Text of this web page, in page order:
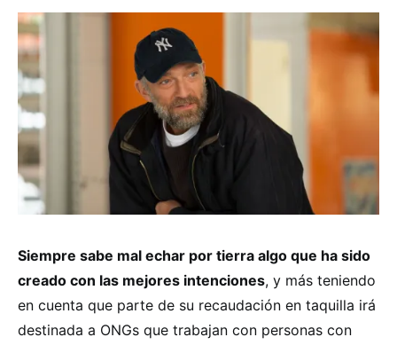
Siempre sabe mal echar por tierra algo que ha sido
creado con las mejores intenciones, y más teniendo
en cuenta que parte de su recaudación en taquilla irá
destinada a ONGs que trabajan con personas con